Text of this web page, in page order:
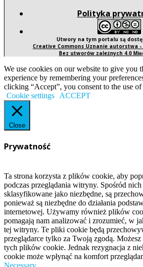
Polityka
Utwory na tym portalu są
Creative Commons Uznanie autorstwa
Bez utworów zależnych 4.0
We use cookies on our website to give you
experience by remembering your
clicking “Accept”, you consent to the use
Cookie settings
ACCEPT
Close
Prywatność
Ta strona korzysta z plików cookie, aby
podczas przeglądania witryny. Spośród
sklasyfikowane jako niezbędne, są
ponieważ są niezbędne do działania
internetowej. Używamy również plików
pomagają nam analizować i zrozumieć, w
tej witryny. Te pliki cookie będą
przeglądarce tylko za Twoją zgodą.
tych plików cookie. Jednak rezygnacja z
cookie może wpłynąć na komfort
Necessary